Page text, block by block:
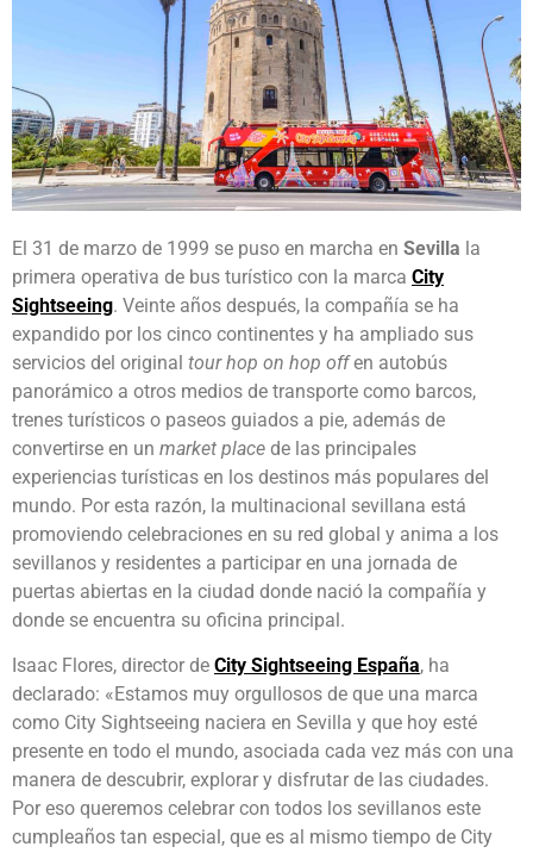
El 31 de marzo de 1999 se puso en marcha en Sevilla la
primera operativa de bus turístico con la marca City
Sightseeing. Veinte años después, la compañía se ha
expandido por los cinco continentes y ha ampliado sus
servicios del original tour hop on hop offen autobús
panorámico a otros medios de transporte como barcos,
trenes turísticos o paseos guiados a pie, además de
convertirse en un market place de las principales
experiencias turísticas en los destinos más populares del
mundo. Por esta razón, la multinacional sevillana está
promoviendo celebraciones en su red global y anima a los
sevillanos y residentes a participar en una jornada de
puertas abiertas en la ciudad donde nació la compañía y
donde se encuentra su oficina principal.
Isaac Flores, director de City Sightseeing España, ha
declarado: «Estamos muy orgullosos de que una marca
como City Sightseeing naciera en Sevilla y que hoy esté
presente en todo el mundo, asociada cada vez más con una
manera de descubrir, explorar y disfrutar de las ciudades.
Por eso queremos celebrar con todos los sevillanos este
cumpleaños tan especial, que es al mismo tiempo de City